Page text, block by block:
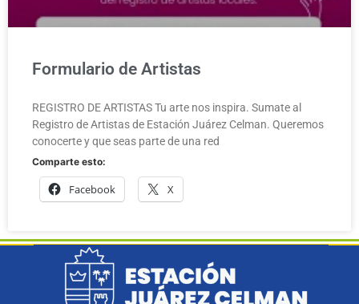
Formulario de Artistas
REGISTRO DE ARTISTAS Tu arte nos inspira. Sumate al
Registro de Artistas de Estación Juárez Celman. Queremos
conocerte y que seas parte de una red
Comparte esto:
Facebook X